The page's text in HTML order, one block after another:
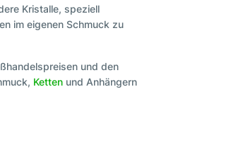
Kristalle, speziell
im eigenen Schmuck zu
und den
Ketten und Anhängern